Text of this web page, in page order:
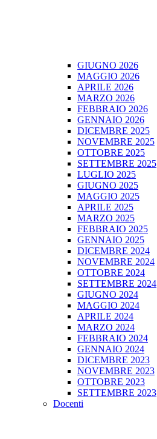
GIUGNO 2026
MAGGIO 2026
APRILE 2026
MARZO 2026
FEBBRAIO 2026
GENNAIO 2026
DICEMBRE 2025
NOVEMBRE 2025
OTTOBRE 2025
SETTEMBRE 2025
LUGLIO 2025
GIUGNO 2025
MAGGIO 2025
APRILE 2025
MARZO 2025
FEBBRAIO 2025
GENNAIO 2025
DICEMBRE 2024
NOVEMBRE 2024
OTTOBRE 2024
SETTEMBRE 2024
GIUGNO 2024
MAGGIO 2024
APRILE 2024
MARZO 2024
FEBBRAIO 2024
GENNAIO 2024
DICEMBRE 2023
NOVEMBRE 2023
OTTOBRE 2023
SETTEMBRE 2023
Docenti